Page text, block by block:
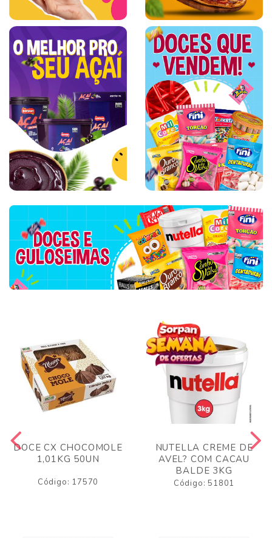
DOCE CX CHOCOMOLE
1,01KG 50UN
Código: 17570
NUTELLA CREME DE
AVEL? COM CACAU
BALDE 3KG
Código: 51801